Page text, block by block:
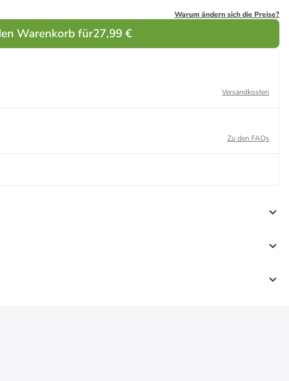
Warum ändern sich die Preise?
Warenkorb für27,99 €
Versandkosten
Zu den FAQs